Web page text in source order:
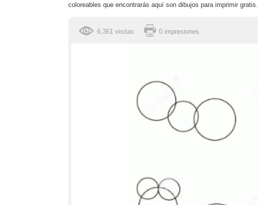
coloreables que encontrarás aquí son dibujos para imprimir gratis.
6,361 visitas 0 impresiones